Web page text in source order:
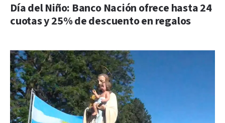
Día del Niño: Banco Nación ofrece hasta 24
cuotas y 25% de descuento en regalos